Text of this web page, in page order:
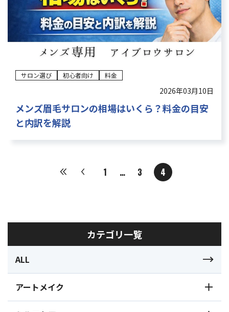
サロン選び 初心者向け 料金
2026年03月10日
メンズ眉毛サロンの相場はいくら？料金の目安
と内訳を解説
カテゴリ一覧
ALL
アートメイク
1 … 3 4